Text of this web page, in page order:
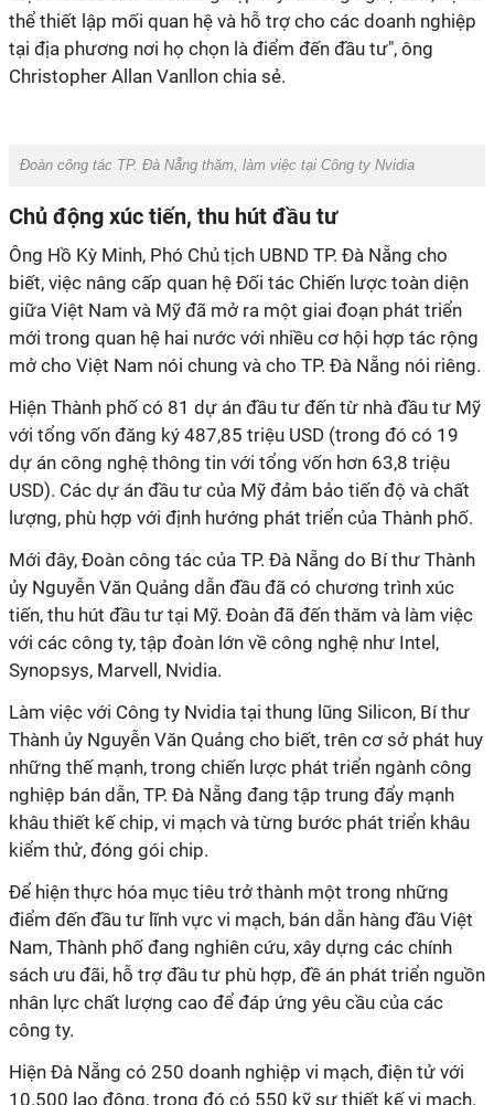
thể thiết lập mối quan hệ và hỗ trợ cho các doanh nghiệp
tại địa phương nơi họ chọn là điểm đến đầu tư", ông
Christopher Allan Vanllon chia sẻ.
Đoàn công tác TP. Đà Nẵng thăm, làm việc tại Công ty Nvidia
Chủ động xúc tiến, thu hút đầu tư
Ông Hồ Kỳ Minh, Phó Chủ tịch UBND TP. Đà Nẵng cho
biết, việc nâng cấp quan hệ Đối tác Chiến lược toàn diện
giữa Việt Nam và Mỹ đã mở ra một giai đoạn phát triển
mới trong quan hệ hai nước với nhiều cơ hội hợp tác rộng
mở cho Việt Nam nói chung và cho TP. Đà Nẵng nói riêng.
Hiện Thành phố có 81 dự án đầu tư đến từ nhà đầu tư Mỹ
với tổng vốn đăng ký 487,85 triệu USD (trong đó có 19
dự án công nghệ thông tin với tổng vốn hơn 63,8 triệu
USD). Các dự án đầu tư của Mỹ đảm bảo tiến độ và chất
lượng, phù hợp với định hướng phát triển của Thành phố.
Mới đây, Đoàn công tác của TP. Đà Nẵng do Bí thư Thành
ủy Nguyễn Văn Quảng dẫn đầu đã có chương trình xúc
tiến, thu hút đầu tư tại Mỹ. Đoàn đã đến thăm và làm việc
với các công ty, tập đoàn lớn về công nghệ như Intel,
Synopsys, Marvell, Nvidia.
Làm việc với Công ty Nvidia tại thung lũng Silicon, Bí thư
Thành ủy Nguyễn Văn Quảng cho biết, trên cơ sở phát huy
những thế mạnh, trong chiến lược phát triển ngành công
nghiệp bán dẫn, TP. Đà Nẵng đang tập trung đẩy mạnh
khâu thiết kế chip, vi mạch và từng bước phát triển khâu
kiểm thử, đóng gói chip.
Để hiện thực hóa mục tiêu trở thành một trong những
điểm đến đầu tư lĩnh vực vi mạch, bán dẫn hàng đầu Việt
Nam, Thành phố đang nghiên cứu, xây dựng các chính
sách ưu đãi, hỗ trợ đầu tư phù hợp, đề án phát triển nguồn
nhân lực chất lượng cao để đáp ứng yêu cầu của các
công ty.
Hiện Đà Nẵng có 250 doanh nghiệp vi mạch, điện tử với
10.500 lao động, trong đó có 550 kỹ sư thiết kế vi mạch.